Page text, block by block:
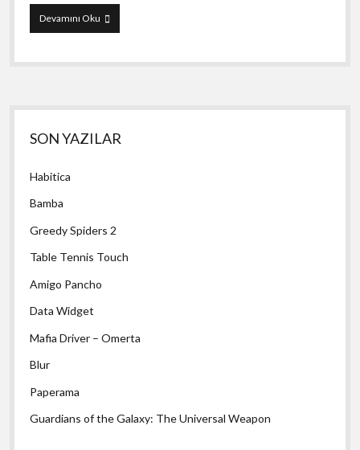
Devamını OkuGo
Daddy
and
Yan
Menü
SON YAZILAR
Habitica
Bamba
Greedy Spiders 2
Table Tennis Touch
Amigo Pancho
Data Widget
Mafia Driver – Omerta
Blur
Paperama
Guardians of the Galaxy: The Universal Weapon